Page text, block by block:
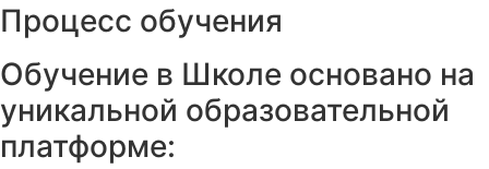
Процесс обучения
Обучение в Школе основано на
уникальной образовательной
платформе: